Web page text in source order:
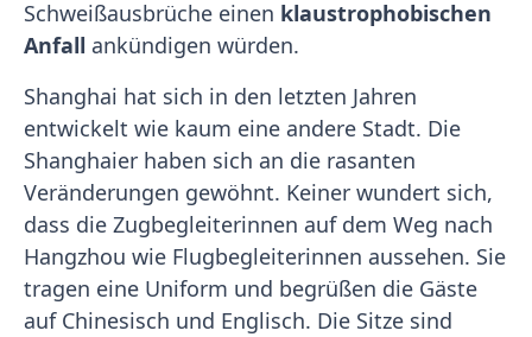
Schweißausbrüche einen klaustrophobischen
Anfall ankündigen würden.
Shanghai hat sich in den letzten Jahren
entwickelt wie kaum eine andere Stadt. Die
Shanghaier haben sich an die rasanten
Veränderungen gewöhnt. Keiner wundert sich,
dass die Zugbegleiterinnen auf dem Weg nach
Hangzhou wie Flugbegleiterinnen aussehen. Sie
tragen eine Uniform und begrüßen die Gäste
auf Chinesisch und Englisch. Die Sitze sind